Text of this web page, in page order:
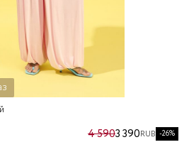
4 5903 390RUB -26%